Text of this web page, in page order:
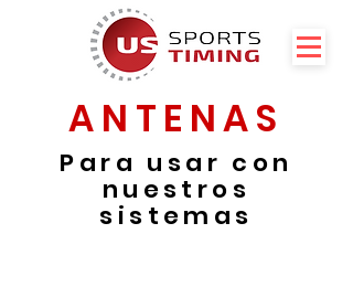
ANTENAS
Para usar con
nuestros
sistemas